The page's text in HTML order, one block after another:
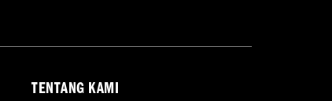
TENTANG KAMI